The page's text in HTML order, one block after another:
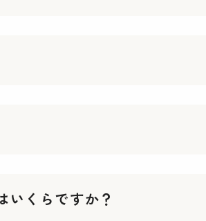
いくらですか？